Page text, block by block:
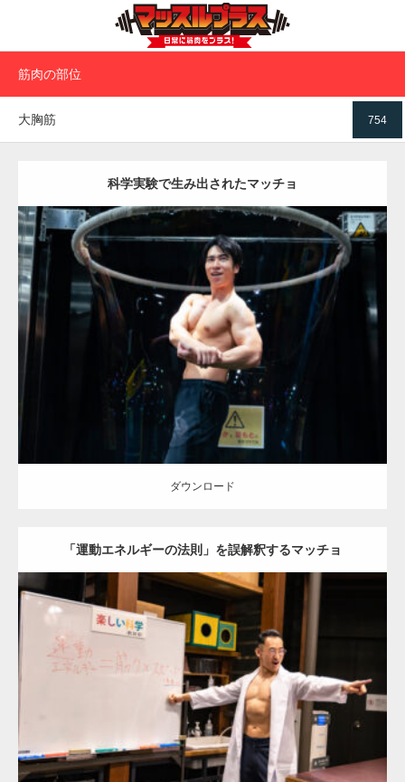
筋肉の部位
754
大胸筋
科学実験で生み出されたマッチョ
Update:2025.10.30
Category:科学技術館のマッチョ オレンジの人 SOSUKE
千代
田区（東京）
ダウンロード
ダウンロード
「運動エネルギーの法則」を誤解釈するマッチョ
Update:2025.10.30
科学技術館のマッチョ オレンジの人 外資系筋肉 大胸筋 千
代田区（東京）